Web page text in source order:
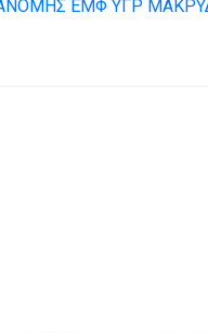
ΕΜΦ ΥΓΡ